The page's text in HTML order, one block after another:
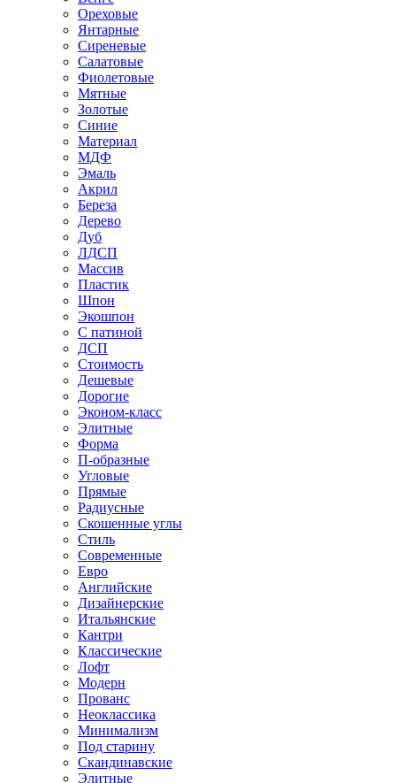
Ореховые
Янтарные
Сиреневые
Салатовые
Фиолетовые
Мятные
Золотые
Синие
Материал
МДФ
Эмаль
Акрил
Береза
Дерево
Дуб
ЛДСП
Массив
Пластик
Шпон
Экошпон
С патиной
ДСП
Стоимость
Дешевые
Дорогие
Эконом-класс
Элитные
Форма
П-образные
Угловые
Прямые
Радиусные
Скошенные углы
Стиль
Современные
Евро
Английские
Дизайнерские
Итальянские
Кантри
Классические
Лофт
Модерн
Прованс
Неоклассика
Минимализм
Под старину
Скандинавские
Элитные